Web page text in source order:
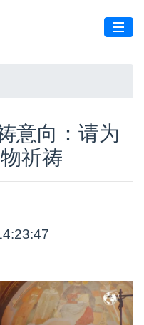
意向：请为
祈祷